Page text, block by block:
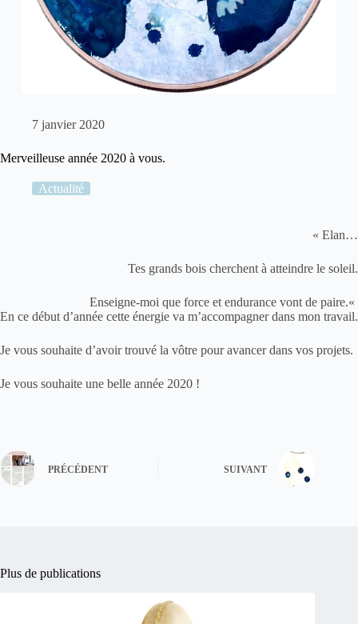
7 janvier 2020
Merveilleuse année 2020 à vous.
Actualité
« Elan…
Tes grands bois cherchent à atteindre le soleil.
Enseigne-moi que force et endurance vont de paire.«
En ce début d’année cette énergie va m’accompagner dans mon travail.
Je vous souhaite d’avoir trouvé la vôtre pour avancer dans vos projets.
Je vous souhaite une belle année 2020 !
PRÉCÉDENT SUIVANT
Plus de publications